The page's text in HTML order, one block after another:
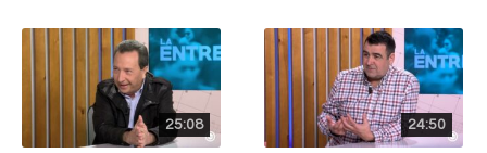
25:08 24:50